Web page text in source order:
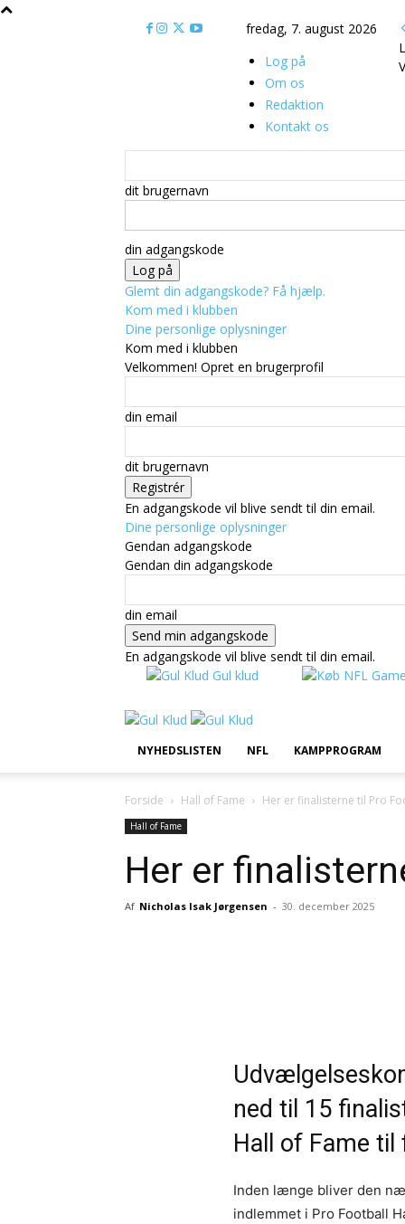
fredag, 7. august 2026
Log på
Om os
Redaktion
Kontakt os
dit brugernavn
din adgangskode
Glemt din adgangskode? Få hjælp.
Kom med i klubben
Dine personlige oplysninger
Kom med i klubben
Velkommen! Opret en brugerprofil
din email
dit brugernavn
En adgangskode vil blive sendt til din email.
Dine personlige oplysninger
Gendan adgangskode
Gendan din adgangskode
din email
En adgangskode vil blive sendt til din email.
Gul klud
NYHEDSLISTEN NFL KAMPPROGRAM
Forside Hall of Fame Her er finalisterne til Pro
Hall of Fame
Her er
Af Nicholas Isak Jørgensen - 30. december 2025
ned til 15
Hall of Fame til
Inden længe bliver den
indlemmet i Pro Football